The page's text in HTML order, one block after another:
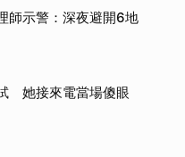
師示警：深夜避開6地
她接來電當場傻眼